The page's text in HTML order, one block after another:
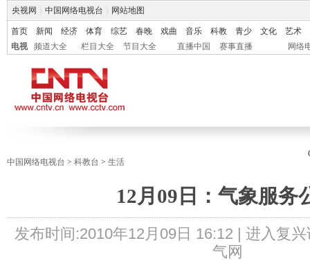
央视网 中国网络电视台 网站地图
首页 新闻 经济 体育 综艺 春晚 戏曲 音乐 科教 青少 文化
艺术
电视
频道大全 栏目大全 节目大全 直播中国 赛事直播 网络
中国网络电视台 > 科教台 > 生活
12月09日：气象服务
发布时间:2010年12月09日 16:12 | 进入复兴
气网